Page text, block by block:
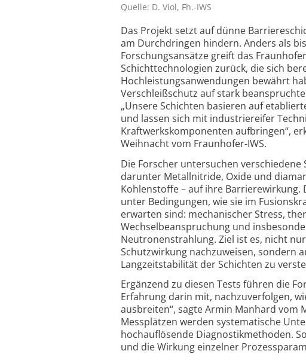
Quelle: D. Viol, Fh.-IWS
Das Projekt setzt auf dünne
am Durchdringen hindern. Anders als
Forschungsansätze greift das
Schichttechnologien zurück, die sich
Hochleistungsanwendungen bewährt
Verschleißschutz auf stark
„Unsere Schichten basieren auf
und lassen sich mit industriereifer
Kraftwerkskomponenten aufbringen“,
Weihnacht vom Fraunhofer-IWS.
Die Forscher untersuchen verschiedene
darunter Metallnitride, Oxide und
Kohlenstoffe – auf ihre Barrierewirkung.
unter Bedingungen, wie sie im
erwarten sind: mechanischer Stress,
Wechselbeanspruchung und
Neutronenstrahlung. Ziel ist es, nicht
Schutzwirkung nachzuweisen, sondern
Langzeitstabilität der Schichten zu
Ergänzend zu diesen Tests führen die
Erfahrung darin mit, nachzuverfolgen,
ausbreiten“, sagte Armin Manhard vom
Messplätzen werden systematische
hochauflösende Diagnostikmethoden.
und die Wirkung einzelner